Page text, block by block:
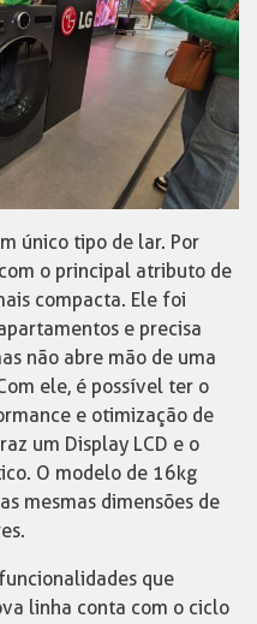
único tipo de lar. Por
o principal atributo de
compacta. Ele foi
e precisa
não abre mão de uma
ele, é possível ter o
e otimização de
um Display LCD e o
O modelo de 16kg
mesmas dimensões de
que
linha conta com o ciclo